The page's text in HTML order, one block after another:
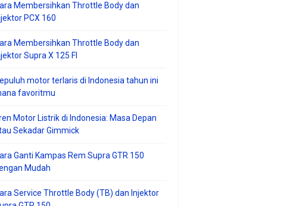
Membersihkan Throttle Body dan
PCX 160
Membersihkan Throttle Body dan
Supra X 125 FI
motor terlaris di Indonesia tahun ini
favoritmu
Motor Listrik di Indonesia: Masa Depan
Sekadar Gimmick
Ganti Kampas Rem Supra GTR 150
Mudah
Service Throttle Body (TB) dan Injektor